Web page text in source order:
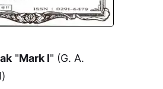
"Mark I" (G. A.